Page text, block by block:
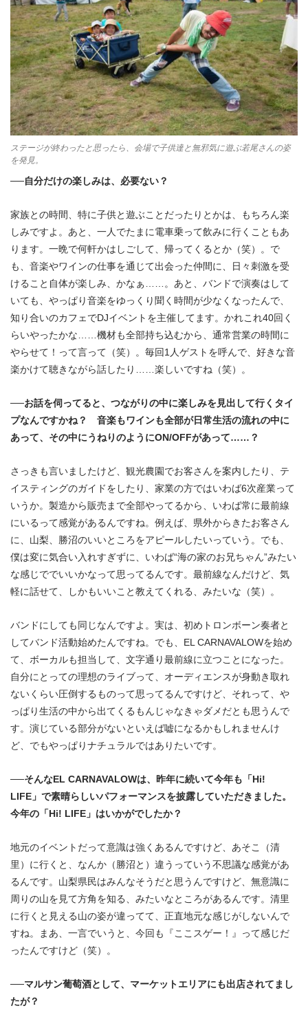
ステージが終わったと思ったら、会場で子供達と無邪気に遊ぶ若尾さんの姿
を発見。
──自分だけの楽しみは、必要ない？
家族との時間、特に子供と遊ぶことだったりとかは、もちろん楽
しみですよ。あと、一人でたまに電車乗って飲みに行くこともあ
ります。一晩で何軒かはしごして、帰ってくるとか（笑）。で
も、音楽やワインの仕事を通じて出会った仲間に、日々刺激を受
けること自体が楽しみ、かなぁ……。あと、バンドで演奏はして
いても、やっぱり音楽をゆっくり聞く時間が少なくなったんで、
知り合いのカフェでDJイベントを主催してます。かれこれ40回く
らいやったかな……機材も全部持ち込むから、通常営業の時間に
やらせて！って言って（笑）。毎回1人ゲストを呼んで、好きな音
楽かけて聴きながら話したり……楽しいですね（笑）。
──お話を伺ってると、つながりの中に楽しみを見出して行くタイ
プなんですかね？ 音楽もワインも全部が日常生活の流れの中に
あって、その中にうねりのようにON/OFFがあって……？
さっきも言いましたけど、観光農園でお客さんを案内したり、テ
イスティングのガイドをしたり、家業の方ではいわば6次産業って
いうか。製造から販売まで全部やってるから、いわば常に最前線
にいるって感覚があるんですね。例えば、県外からきたお客さん
に、山梨、勝沼のいいところをアピールしたいっていう。でも、
僕は変に気合い入れすぎずに、いわば“海の家のお兄ちゃん”みたい
な感じででいいかなって思ってるんです。最前線なんだけど、気
軽に話せて、しかもいいこと教えてくれる、みたいな（笑）。
バンドにしても同じなんですよ。実は、初めトロンボーン奏者と
してバンド活動始めたんですね。でも、EL CARNAVALOWを始め
て、ボーカルも担当して、文字通り最前線に立つことになった。
自分にとっての理想のライブって、オーディエンスが身動き取れ
ないくらい圧倒するものって思ってるんですけど、それって、や
っぱり生活の中から出てくるもんじゃなきゃダメだとも思うんで
す。演じている部分がないといえば嘘になるかもしれませんけ
ど、でもやっぱりナチュラルではありたいです。
──そんなEL CARNAVALOWは、昨年に続いて今年も「Hi!
LIFE」で素晴らしいパフォーマンスを披露していただきました。
今年の「Hi! LIFE」はいかがでしたか？
地元のイベントだって意識は強くあるんですけど、あそこ（清
里）に行くと、なんか（勝沼と）違うっていう不思議な感覚があ
るんです。山梨県民はみんなそうだと思うんですけど、無意識に
周りの山を見て方角を知る、みたいなところがあるんです。清里
に行くと見える山の姿が違ってて、正直地元な感じがしないんで
すね。まあ、一言でいうと、今回も『ここスゲー！』って感じだ
ったんですけど（笑）。
──マルサン葡萄酒として、マーケットエリアにも出店されてまし
たが？